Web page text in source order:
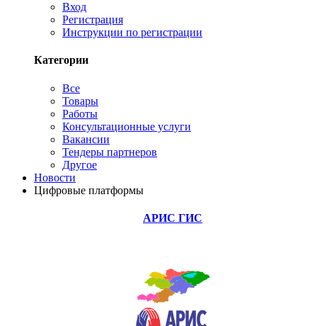
Вход
Регистрация
Инструкции по регистрации
Категории
Все
Товары
Работы
Консультационные услуги
Вакансии
Тендеры партнеров
Другое
Новости
Цифровые платформы
АРИС ГИС